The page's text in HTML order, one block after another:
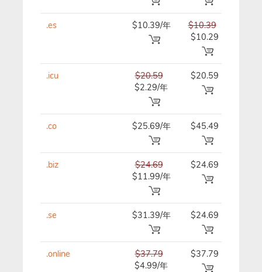
.es $10.39/年
$10.39
$10.29
.icu
$20.59
$2.29/年
$20.59
.co $25.69/年 $45.49
.biz
$24.69
$11.99/年
$24.69
.se $31.39/年 $24.69
.online
$37.79
$4.99/年
$37.79